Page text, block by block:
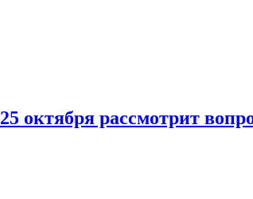
октября рассмотрит